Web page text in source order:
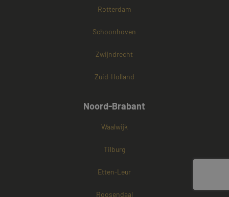
Rotterdam
Schoonhoven
Zwijndrecht
Zuid-Holland
Noord-Brabant
Waalwijk
Tilburg
Etten-Leur
Roosendaal